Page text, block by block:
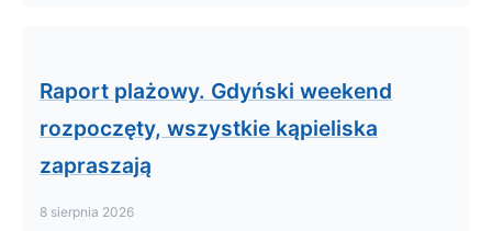
Raport plażowy. Gdyński weekend
rozpoczęty, wszystkie kąpieliska
zapraszają
8 sierpnia 2026